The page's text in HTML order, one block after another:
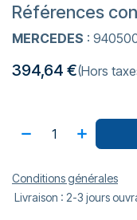
Références
MERCEDES :
394,64 €(Hors
Conditions générales
Livraison : 2-3 jours